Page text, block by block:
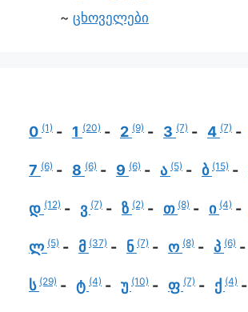
ცხოველები
0 (1) 1 (20) 2 (9) 3 (7) 4 (7)
7 (6) 8 (6) 9 (6) ა (5) ბ (15)
დ (12) ვ (7) ზ (2) თ (8) ი (4)
ლ (5) მ (37) ნ (7) ო (8) პ (6)
ს (29) ტ (4) უ (10) ფ (7) ქ (4)